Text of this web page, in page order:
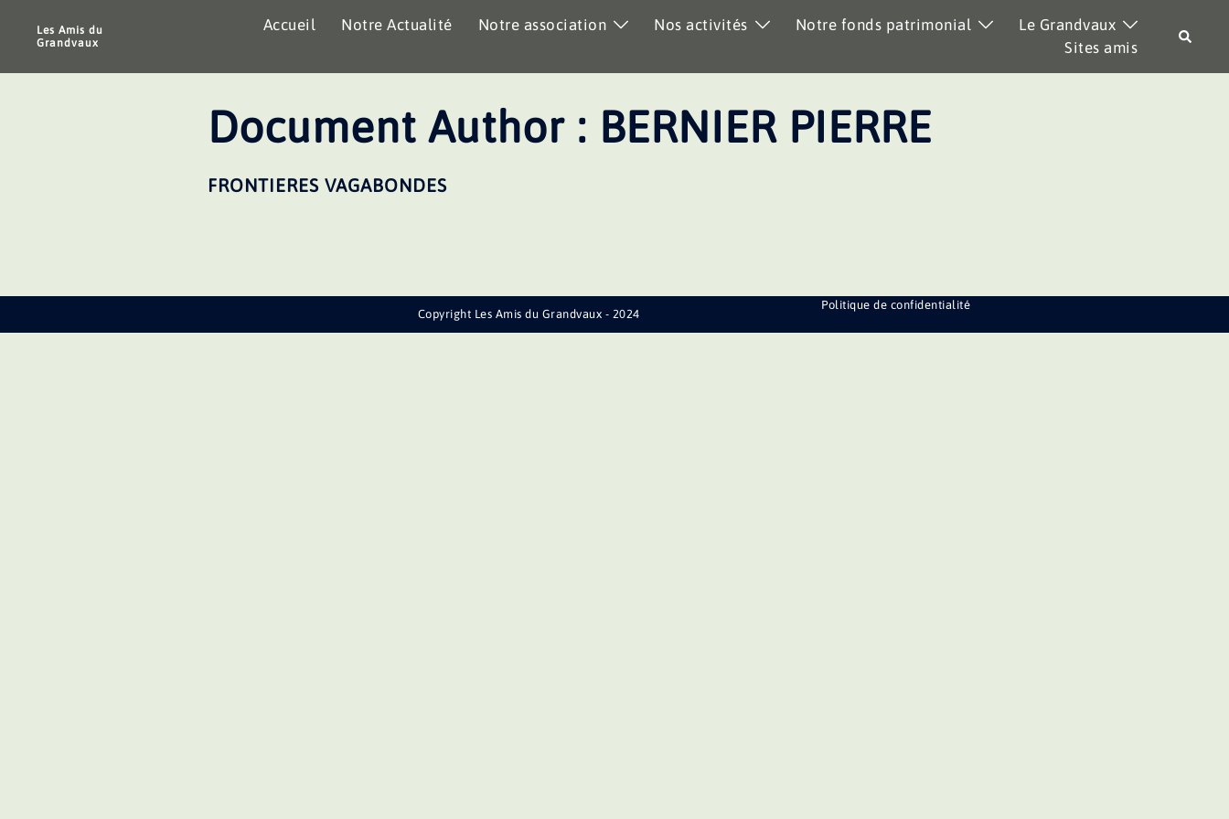
Les Amis du
Grandvaux
Accueil Notre Actualité Notre association Nos activités Notre fonds patrimonial
Le Grandvaux
Sites amis
Document Author : BERNIER PIERRE
FRONTIERES VAGABONDES
Copyright Les Amis du Grandvaux - 2024
Politique de confidentialité